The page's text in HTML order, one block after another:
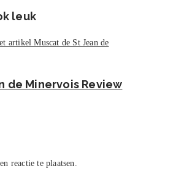
leuk
de Minervois Review
reactie te plaatsen.